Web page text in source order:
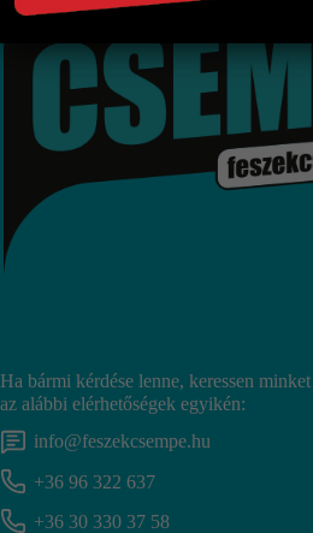
Ha bármi kérdése lenne, keressen minket
az alábbi elérhetőségek egyikén:
info@feszekcsempe.hu
+36 96 322 637
+36 30 330 37 58